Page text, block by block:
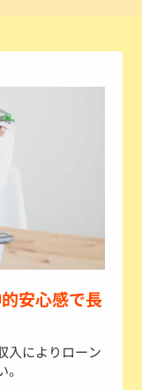
安心感で長
入によりローン